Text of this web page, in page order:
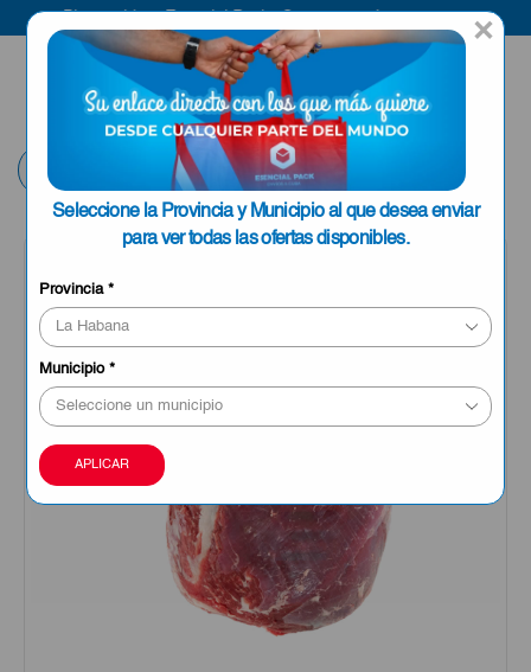
×
Seleccione la Provincia y Municipio al que desea enviar
para ver todas las ofertas disponibles.
Provincia*
Municipio*
APLICAR
Bienvenido a Esencial Pack
ENVIAR A LA
HABANA